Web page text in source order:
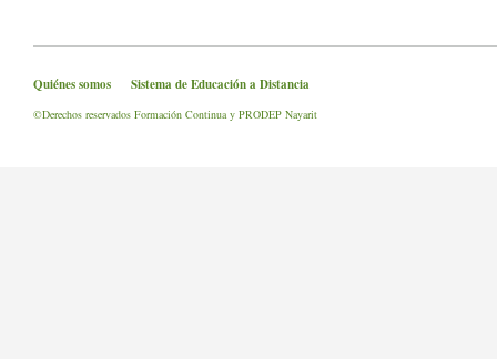
Quiénes somos Sistema de Educación a Distancia
©Derechos reservados Formación Continua y PRODEP Nayarit